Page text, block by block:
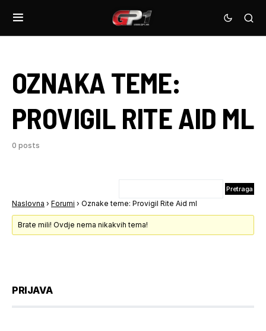
OZNAKA TEME:
PROVIGIL RITE AID ML
0 posts
Naslovna › Forumi › Oznake teme: Provigil Rite Aid ml
Brate mili! Ovdje nema nikakvih tema!
PRIJAVA